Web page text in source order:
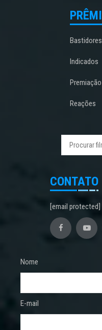
Bastidores
Indicados
Premiação
Reações
CONTATO
[email protected]
Nome
E-mail